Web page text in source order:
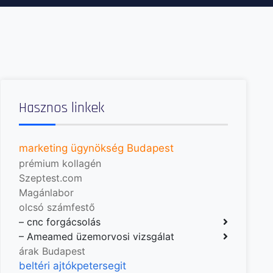
Hasznos linkek
marketing ügynökség Budapest
prémium kollagén
Szeptest.com
Magánlabor
olcsó számfestő
–cnc forgácsolás
–Ameamed üzemorvosi vizsgálat
árak Budapest
beltéri ajtókpetersegit